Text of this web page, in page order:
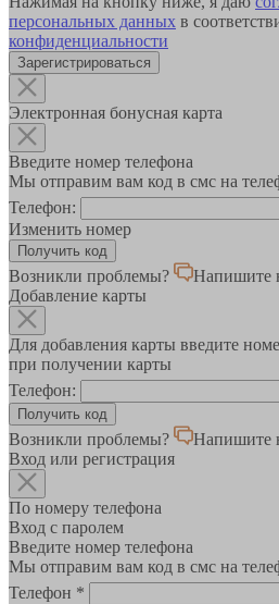
персональных данных в
конфиденциальности
Зарегистрироваться
Электронная бонусная карта
Введите номер телефона
Мы отправим вам код в смс на
Телефон:
Изменить номер
Возникли проблемы?
Напишите
Добавление карты
Для добавления карты введите
при получении карты
Телефон:
Возникли проблемы?
Напишите
Вход или регистрация
По номеру телефона
Вход с паролем
Введите номер телефона
Мы отправим вам код в смс на
Телефон *